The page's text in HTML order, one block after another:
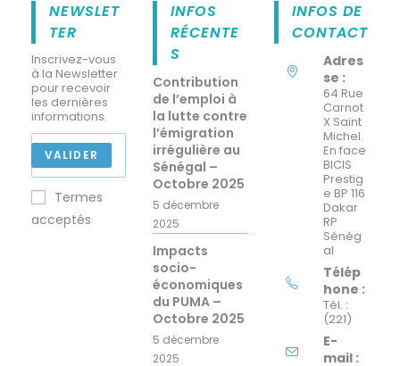
NEWSLET
TER
Inscrivez-vous
à la Newsletter
pour recevoir
les dernières
informations.
VALIDER
Termes
acceptés
INFOS
RÉCENTE
S
Contribution
de l’emploi à
la lutte contre
l’émigration
irrégulière au
Sénégal –
Octobre 2025
5 décembre
2025
Impacts
socio-
économiques
du PUMA –
Octobre 2025
5 décembre
2025
INFOS DE
CONTACT
Adres
se :
64 Rue
Carnot
X Saint
Michel.
En face
BICIS
Prestig
e BP 116
Dakar
RP
Sénég
al
Télép
hone :
Tél. :
(221)
E-
mail :